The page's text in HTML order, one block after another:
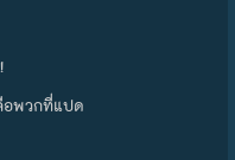
อพวกที่แปด